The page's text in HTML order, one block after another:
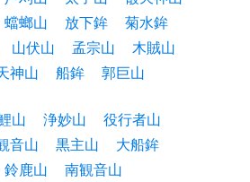
蟷螂山 放下鉾
菊水鉾
山伏山 孟宗山
木賊山
神山 船鉾 郭巨山
山 浄妙山
役行者山
音山 黒主山
大船鉾
鈴鹿山 南観音山